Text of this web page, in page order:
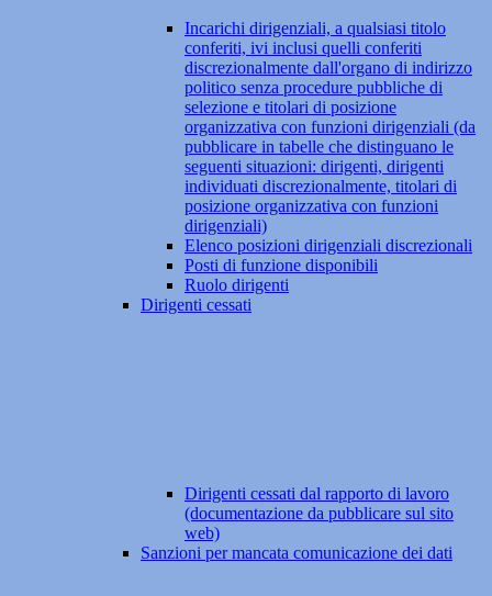
Incarichi dirigenziali, a qualsiasi titolo
conferiti, ivi inclusi quelli conferiti
discrezionalmente dall'organo di indirizzo
politico senza procedure pubbliche di
selezione e titolari di posizione
organizzativa con funzioni dirigenziali (da
pubblicare in tabelle che distinguano le
seguenti situazioni: dirigenti, dirigenti
individuati discrezionalmente, titolari di
posizione organizzativa con funzioni
dirigenziali)
Elenco posizioni dirigenziali discrezionali
Posti di funzione disponibili
Ruolo dirigenti
Dirigenti cessati
Dirigenti cessati dal rapporto di lavoro
(documentazione da pubblicare sul sito
web)
Sanzioni per mancata comunicazione dei dati